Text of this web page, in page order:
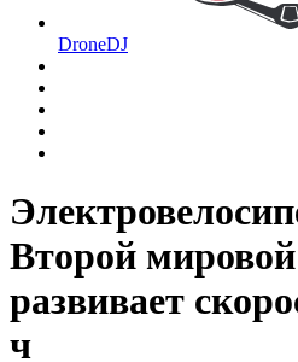
DroneDJ
Второй
развивает
ч